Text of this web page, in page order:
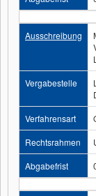
Ausschreibung
Vergabestelle
Verfahrensart
Rechtsrahmen
Abgabefrist